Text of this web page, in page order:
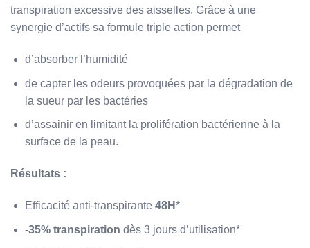
transpiration excessive des aisselles. Grâce à une
synergie d’actifs sa formule triple action permet
d’absorber l’humidité
de capter les odeurs provoquées par la dégradation de
la sueur par les bactéries
d’assainir en limitant la prolifération bactérienne à la
surface de la peau.
Résultats :
Efficacité anti-transpirante 48H*
-35% transpiration dès 3 jours d’utilisation*